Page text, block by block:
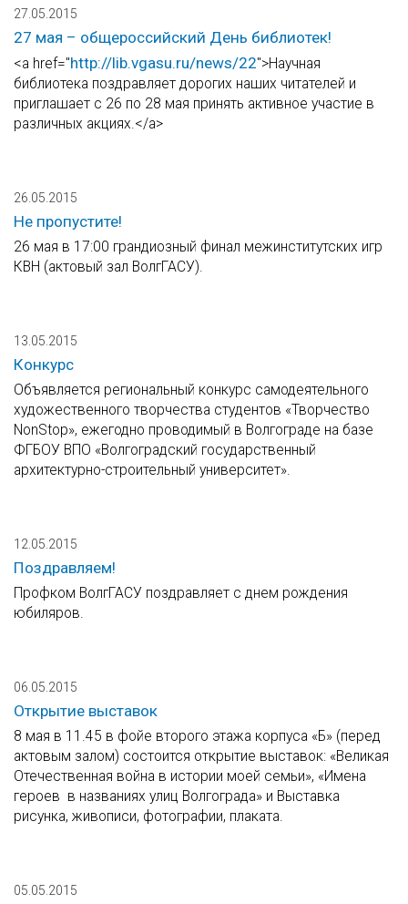
27.05.2015
27 мая – общероссийский День библиотек!
<a href="http://lib.vgasu.ru/news/22">Научная
библиотека поздравляет дорогих наших читателей и
приглашает с 26 по 28 мая принять активное участие в
различных акциях.</a>
26.05.2015
Не пропустите!
26 мая в 17:00 грандиозный финал межинститутских игр
КВН (актовый зал ВолгГАСУ).
13.05.2015
Конкурс
Объявляется региональный конкурс самодеятельного
художественного творчества студентов «Творчество
NonStop», ежегодно проводимый в Волгограде на базе
ФГБОУ ВПО «Волгоградский государственный
архитектурно-строительный университет».
12.05.2015
Поздравляем!
Профком ВолгГАСУ поздравляет с днем рождения
юбиляров.
06.05.2015
Открытие выставок
8 мая в 11.45 в фойе второго этажа корпуса «Б» (перед
актовым залом) состоится открытие выставок: «Великая
Отечественная война в истории моей семьи», «Имена
героев в названиях улиц Волгограда» и Выставка
рисунка, живописи, фотографии, плаката.
05.05.2015